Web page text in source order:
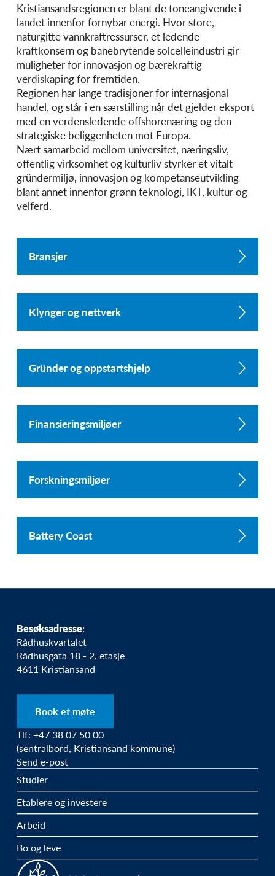
Kristiansandsregionen er blant de toneangivende i
landet innenfor fornybar energi. Hvor store,
naturgitte vannkraftressurser, et ledende
kraftkonsern og banebrytende solcelleindustri gir
muligheter for innovasjon og bærekraftig
verdiskaping for fremtiden.
Regionen har lange tradisjoner for internasjonal
handel, og står i en særstilling når det gjelder eksport
med en verdensledende offshorenæring og den
strategiske beliggenheten mot Europa.
Nært samarbeid mellom universitet, næringsliv,
offentlig virksomhet og kulturliv styrker et vitalt
gründermiljø, innovasjon og kompetanseutvikling
blant annet innenfor grønn teknologi, IKT, kultur og
velferd.
Bransjer
Klynger og nettverk
Gründer og oppstartshjelp
Finansieringsmiljøer
Forskningsmiljøer
Battery Coast
Besøksadresse:
Rådhuskvartalet
Rådhusgata 18 - 2. etasje
4611 Kristiansand
Book et møte
Tlf: +47 38 07 50 00
(sentralbord, Kristiansand kommune)
Send e-post
Studier
Etablere og investere
Arbeid
Bo og leve